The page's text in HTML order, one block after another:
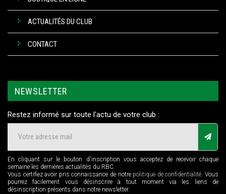
ACTUALITÉS DU CLUB
CONTACT
NEWSLETTER
Restez informé sur toute l'actu de votre club :
En cliquant sur le bouton d'inscription vous acceptez de recevoir chaque
semaine les dernières actualités du RBC.
Vous certifiez avoir pris connaissance de notre politique de confidentialité. Vous
pourrez facilement vous désinscrire à tout moment via les liens de
désinscription présents dans notre newsletter.